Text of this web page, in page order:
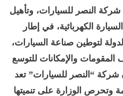
النصر للسيارات، وتأهيل
السيارة الكهربائية، في إطار
الدولة لتوطين صناعة السيارات،
والإمكانات للتوسع
شركة “النصر للسيارات” تعد
وتحرص الوزارة على تنميتها